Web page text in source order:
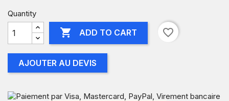
Quantity
 ADD TO CART favorite_border
AJOUTER AU DEVIS